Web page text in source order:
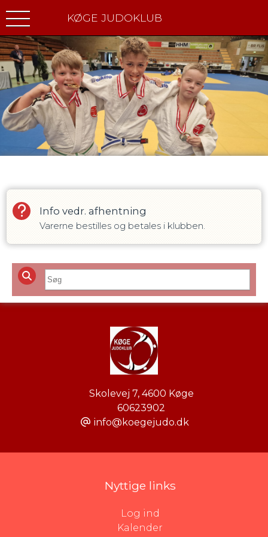
KØGE JUDOKLUB
Info vedr. afhentning
Varerne bestilles og betales i klubben.
Skolevej 7, 4600 Køge
60623902
info@koegejudo.dk
Nyttige links
Log ind
Kalender